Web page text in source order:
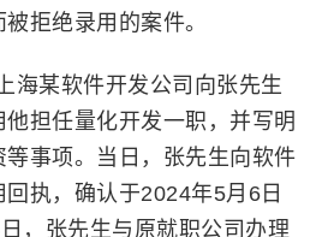
拒绝录用的案件。
海某软件开发公司向张先生
担任量化开发一职，并写明
事项。当日，张先生向软件
执，确认于2024年5月6日
，张先生与原就职公司办理